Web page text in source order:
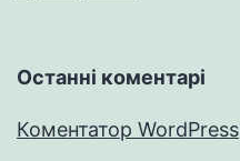
Останні коментарі
Коментатор WordPress